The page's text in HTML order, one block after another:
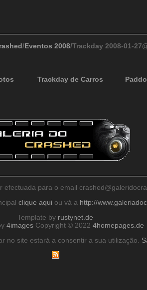
/Eventos 2008/Trackday 2008-01-
Trackday de Carros
para o email
clique aqui ou vá a http://
Template by rustynet.de
4imagesCopyright © 2022 4homepages.de
no site estará a consentir a sua utilização.